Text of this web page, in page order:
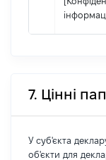
7. Цінні
У суб'єкта
об'єкти для